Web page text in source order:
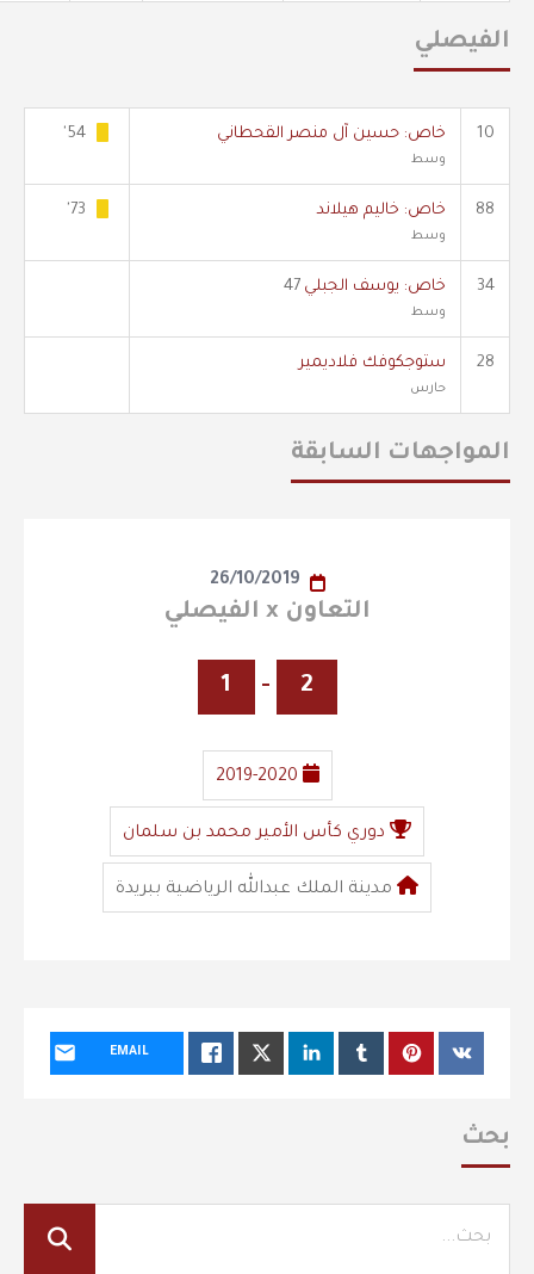
الفيصلي
10 خاص: حسين آل منصر القحطاني
وسط
88 خاص: خاليم هيلاند
وسط
34 خاص: يوسف الجبلي 47
وسط
28 ستوجكوفك فلاديمير
حارس
المواجهات السابقة
26/10/2019
التعاون x الفيصلي
2
-
1
2019-2020
دوري كأس الأمير محمد بن سلمان
مدينة الملك عبدالله الرياضية ببريدة
EMAIL
بحث